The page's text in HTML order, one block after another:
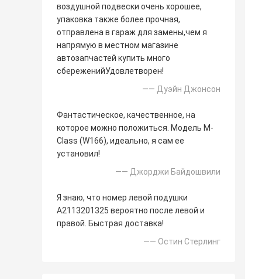
воздушной подвески очень хорошее,
упаковка также более прочная,
отправлена в гараж для замены,чем я
напрямую в местном магазине
автозапчастей купить много
сбереженийУдовлетворен!
—— Дуэйн Джонсон
Фантастическое, качественное, на
которое можно положиться. Модель M-
Class (W166), идеально, я сам ее
установил!
—— Джорджи Байдошвили
Я знаю, что номер левой подушки
A2113201325 вероятно после левой и
правой. Быстрая доставка!
—— Остин Стерлинг